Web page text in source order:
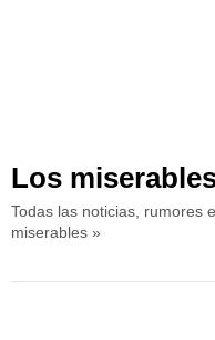
Los
Todas las noticias, rumores
miserables »